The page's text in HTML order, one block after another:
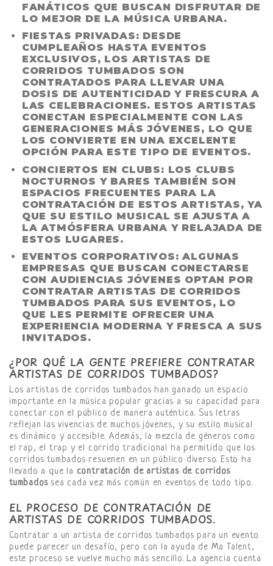
FANÁTICOS QUE BUSCAN DISFRUTAR DE
LO MEJOR DE LA MÚSICA URBANA.
FIESTAS PRIVADAS: DESDE
CUMPLEAÑOS HASTA EVENTOS
EXCLUSIVOS, LOS ARTISTAS DE
CORRIDOS TUMBADOS SON
CONTRATADOS PARA LLEVAR UNA
DOSIS DE AUTENTICIDAD Y FRESCURA A
LAS CELEBRACIONES. ESTOS ARTISTAS
CONECTAN ESPECIALMENTE CON LAS
GENERACIONES MÁS JÓVENES, LO QUE
LOS CONVIERTE EN UNA EXCELENTE
OPCIÓN PARA ESTE TIPO DE EVENTOS.
CONCIERTOS EN CLUBS: LOS CLUBS
NOCTURNOS Y BARES TAMBIÉN SON
ESPACIOS FRECUENTES PARA LA
CONTRATACIÓN DE ESTOS ARTISTAS, YA
QUE SU ESTILO MUSICAL SE AJUSTA A
LA ATMÓSFERA URBANA Y RELAJADA DE
ESTOS LUGARES.
EVENTOS CORPORATIVOS: ALGUNAS
EMPRESAS QUE BUSCAN CONECTARSE
CON AUDIENCIAS JÓVENES OPTAN POR
CONTRATAR ARTISTAS DE CORRIDOS
TUMBADOS PARA SUS EVENTOS, LO
QUE LES PERMITE OFRECER UNA
EXPERIENCIA MODERNA Y FRESCA A SUS
INVITADOS.
¿POR QUÉ LA GENTE PREFIERE CONTRATAR
ARTISTAS DE CORRIDOS TUMBADOS?
Los artistas de corridos tumbados han ganado un espacio
importante en la música popular gracias a su capacidad para
conectar con el público de manera auténtica. Sus letras
reflejan las vivencias de muchos jóvenes, y su estilo musical
es dinámico y accesible. Además, la mezcla de géneros como
el rap, el trap y el corrido tradicional ha permitido que los
corridos tumbados resuenen en un público diverso. Esto ha
llevado a que la contratación de artistas de corridos
tumbadossea cada vez más común en eventos de todo tipo.
EL PROCESO DE CONTRATACIÓN DE
ARTISTAS DE CORRIDOS TUMBADOS.
Contratar a un artista de corridos tumbados para un evento
puede parecer un desafío, pero con la ayuda de Ma Talent,
este proceso se vuelve mucho más sencillo. La agencia cuenta